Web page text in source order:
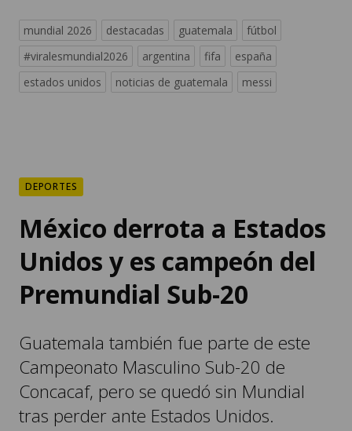
mundial 2026 destacadas guatemala
fútbol
#viralesmundial2026
argentina fifa
españa
estados unidos
noticias de guatemala messi
DEPORTES
México derrota a Estados
Unidos y es campeón del
Premundial Sub-20
Guatemala también fue parte de este
Campeonato Masculino Sub-20 de
Concacaf, pero se quedó sin Mundial
tras perder ante Estados Unidos.